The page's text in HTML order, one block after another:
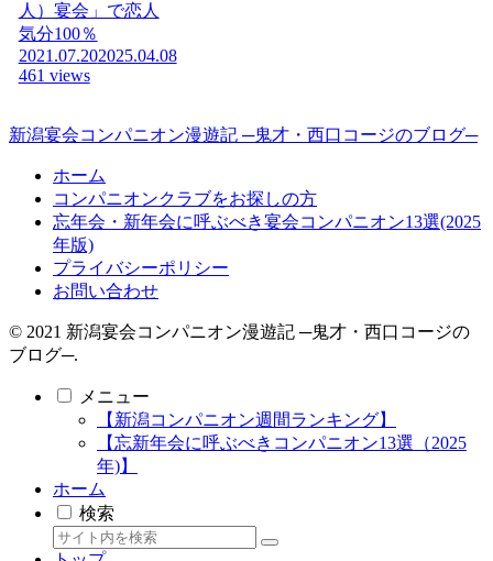
人）宴会」で恋人
気分100％
2021.07.202025.04.08
461 views
新潟宴会コンパニオン漫遊記 ─鬼才・西口コージのブログ─
ホーム
コンパニオンクラブをお探しの方
忘年会・新年会に呼ぶべき宴会コンパニオン13選(2025
年版)
プライバシーポリシー
お問い合わせ
© 2021 新潟宴会コンパニオン漫遊記 ─鬼才・西口コージの
ブログ─.
メニュー
【新潟コンパニオン週間ランキング】
【忘新年会に呼ぶべきコンパニオン13選（2025
年)】
ホーム
検索